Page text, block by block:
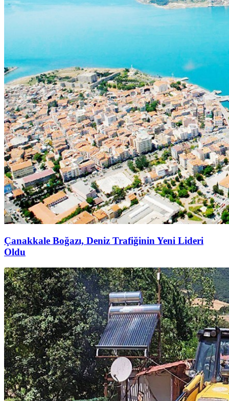
Çanakkale Boğazı, Deniz Trafiğinin Yeni Lideri
Oldu